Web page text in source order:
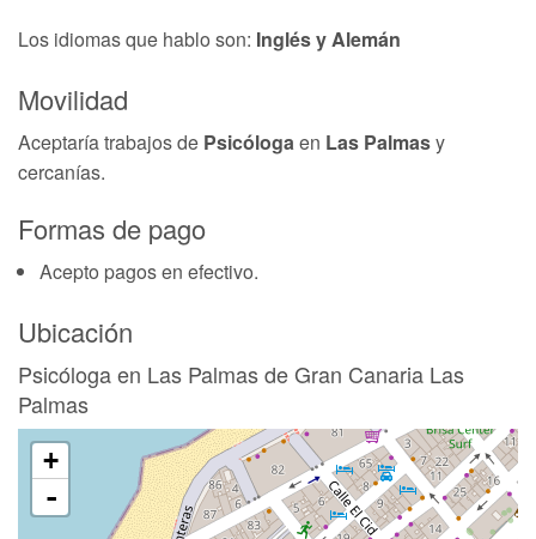
Los idiomas que hablo son: Inglés y Alemán
Movilidad
Aceptaría trabajos de Psicólogaen Las Palmasy
cercanías.
Formas de pago
Acepto pagos en efectivo.
Ubicación
Psicóloga en Las Palmas de Gran Canaria Las
Palmas
+
-